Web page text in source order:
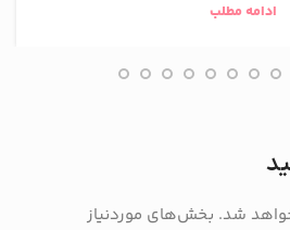
ادامه مطلب
شد. بخش‌های موردنیاز